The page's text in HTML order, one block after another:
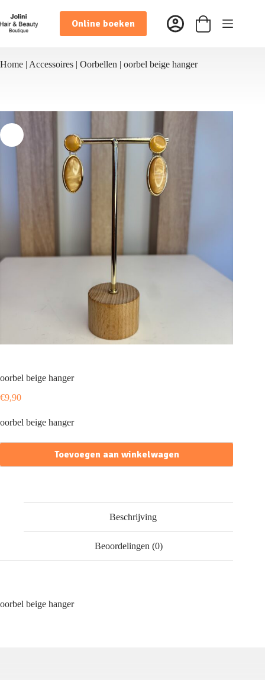
naar
de
inhoud
Online boeken Winkelwagen
Home | Accessoires | Oorbellen | oorbel beige hanger
oorbel beige hanger
€9,90
oorbel beige hanger
Toevoegen aan winkelwagen
Beschrijving
Beoordelingen (0)
oorbel beige hanger